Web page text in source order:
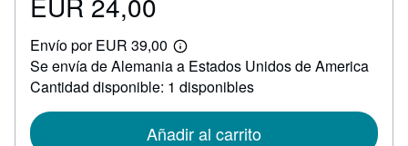
Precio
24,00
Envío por EUR 39,00
Más
información
sobre
las
envío
Se envía de Alemania a Estados Unidos de America
Cantidad disponible: 1 disponibles
Añadir al carrito